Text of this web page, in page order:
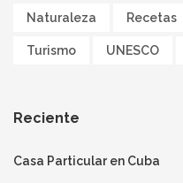
Naturaleza Recetas
Turismo UNESCO
Reciente
Casa Particular en Cuba